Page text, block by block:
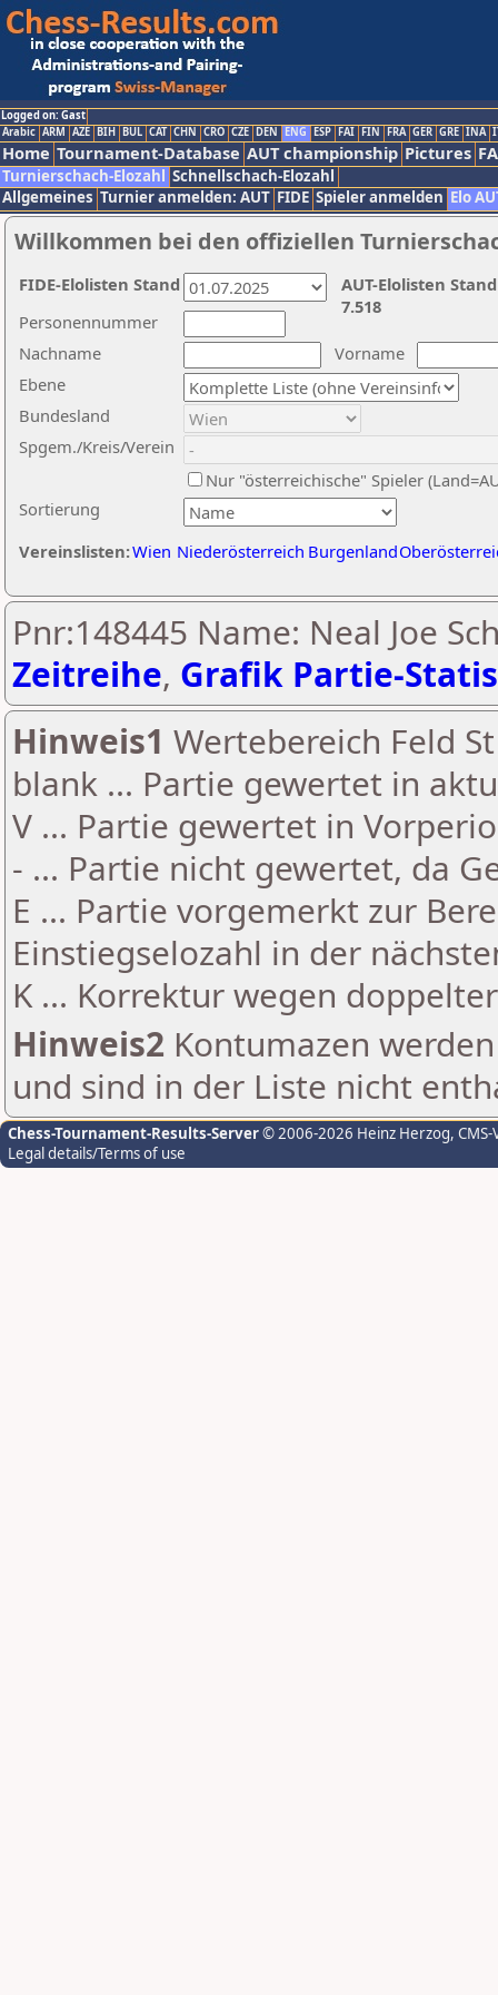
Logged on: Gast
Arabic ARM AZE BIH BUL CAT CHN CRO CZE DEN ENG ESP FAI FIN FRA GER GRE INA
Home Tournament-Database AUT championship Pictures
Turnierschach-Elozahl Schnellschach-Elozahl
Allgemeines Turnier anmelden: AUT FIDE Spieler anmelden Elo
Willkommen bei den offiziellen
Nachname
Vorname
Ebene
Sortierung
Personennummer
Bundesland
Spgem./Kreis/Verein
Nur "österreichische" Spieler
Vereinslisten:Wien Niederösterreich Burgenland
AUT-Elolisten
7.518
FIDE-Elolisten Stand
Pnr:148445 Name: Neal Joe
Zeitreihe, Grafik Partie-
Hinweis1 Wertebereich Feld
blank ... Partie gewertet in
V ... Partie gewertet in
- ... Partie nicht gewertet, da
E ... Partie vorgemerkt zur
Einstiegselozahl in der
K ... Korrektur wegen
Hinweis2 Kontumazen
und sind in der Liste nicht
Chess-Tournament-Results-Server© 2006-2026 Heinz Herzog,
Legal details/Terms of use